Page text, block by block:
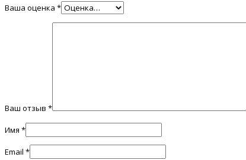
Ваша оценка *
Ваш отзыв *
Имя *
Email *